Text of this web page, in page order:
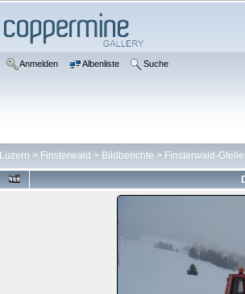
Anmelden Albenliste Suche
Luzern > Finsterwald > Bildberichte > Finsterwald-